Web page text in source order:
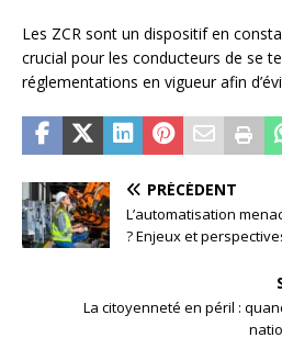
Les ZCR sont un dispositif en
crucial pour les conducteurs de se
réglementations en vigueur afin
PRÉCÉDENT
L’automatisation
? Enjeux et
La citoyenneté en péril :